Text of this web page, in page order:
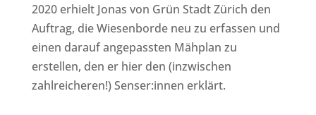
2020 erhielt Jonas von Grün Stadt Zürich den
Auftrag, die Wiesenborde neu zu erfassen und
einen darauf angepassten Mähplan zu
erstellen, den er hier den (inzwischen
zahlreicheren!) Senser:innen erklärt.